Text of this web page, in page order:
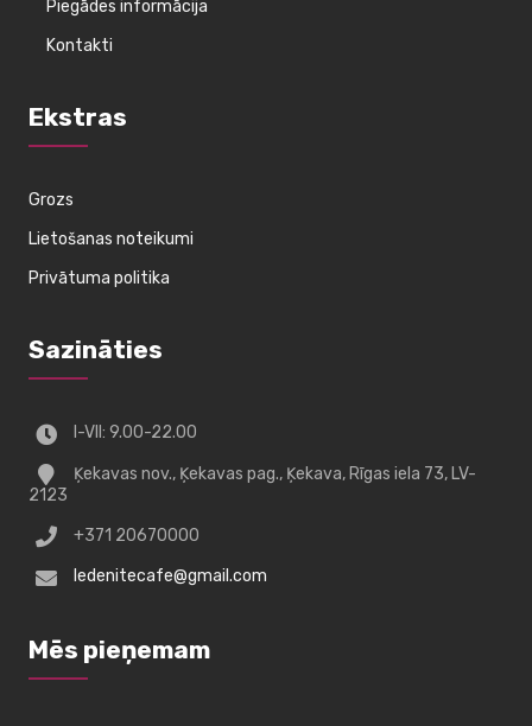
Piegādes informācija
Kontakti
Ekstras
Grozs
Lietošanas noteikumi
Privātuma politika
Sazināties
I-VII: 9.00-22.00
Ķekavas nov., Ķekavas pag., Ķekava, Rīgas iela 73, LV-
2123
+371 20670000
ledenitecafe@gmail.com
Mēs pieņemam